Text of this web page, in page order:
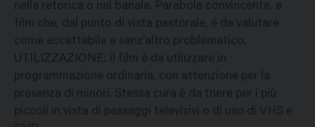
nella retorica o nel banale. Parabola convincente, e
film che, dal punto di vista pastorale, é da valutare
come accettabile e senz'altro problematico.
UTILIZZAZIONE: il film è da utilizzare in
programmazione ordinaria, con attenzione per la
presenza di minori. Stessa cura è da tnere per i più
piccoli in vista di passaggi televisivi o di uso di VHS e